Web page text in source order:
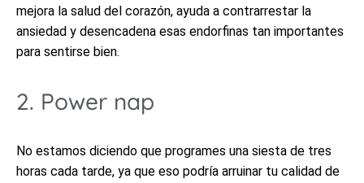
mejora la salud del corazón, ayuda a contrarrestar la
ansiedad y desencadena esas endorfinas tan importantes
para sentirse bien.
2. Power nap
No estamos diciendo que programes una siesta de tres
horas cada tarde, ya que eso podría arruinar tu calidad de